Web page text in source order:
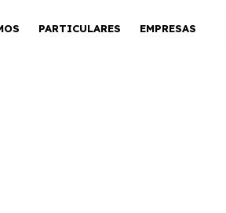
PARTICULARES EMPRESAS